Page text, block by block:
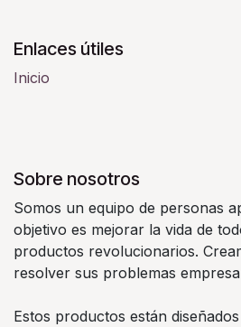
Enlaces útiles
Inicio
Sobre nosotros
Somos un equipo de personas
objetivo es mejorar la vida de
productos revolucionarios.
resolver sus problemas
Estos productos están